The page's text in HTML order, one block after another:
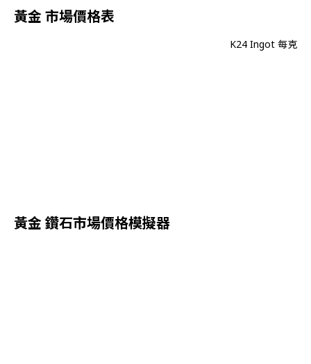
黃金 市場價格表
K24 Ingot 每克
黃金 鑽石市場價格模擬器